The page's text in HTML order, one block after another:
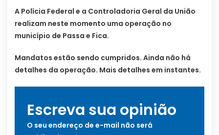
A Polícia Federal e a Controladoria Geral da União
realizam neste momento uma operação no
município de Passa e Fica.
Mandatos estão sendo cumpridos. Ainda não há
detalhes da operação. Mais detalhes em instantes.
Escreva sua opinião
O seu endereço de e-mail não será